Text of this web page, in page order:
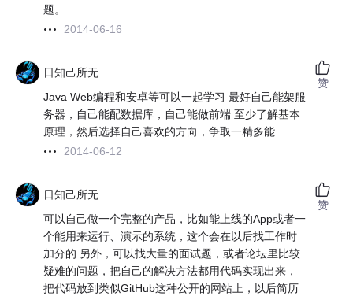
题。
2014-06-16
日知己所无
Java Web编程和安卓等可以一起学习 最好自己能架服
务器，自己能配数据库，自己能做前端 至少了解基本
原理，然后选择自己喜欢的方向，争取一精多能
2014-06-12
赞
日知己所无
可以自己做一个完整的产品，比如能上线的App或者一
个能用来运行、演示的系统，这个会在以后找工作时
加分的 另外，可以找大量的面试题，或者论坛里比较
疑难的问题，把自己的解决方法都用代码实现出来，
把代码放到类似GitHub这种公开的网站上，以后简历
赞